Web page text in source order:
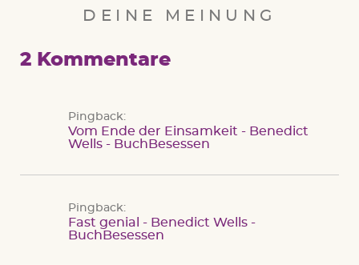
DEINE MEINUNG
2 Kommentare
Pingback:
Vom Ende der Einsamkeit - Benedict
Wells - BuchBesessen
Pingback:
Fast genial - Benedict Wells -
BuchBesessen